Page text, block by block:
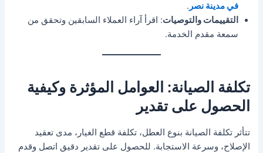
في مدينة نصر .
التقييمات والتوصيات: اقرأ آراء العملاء السابقين وتحقق من
سمعة مقدم الخدمة.
تكلفة الصيانة: العوامل المؤثرة وكيفية
الحصول على تقدير
تتأثر تكلفة الصيانة بنوع العطل، تكلفة قطع الغيار، مدى تعقيد
الإصلاح، وسرعة الاستجابة. للحصول على تقدير دقيق اتصل وقدم